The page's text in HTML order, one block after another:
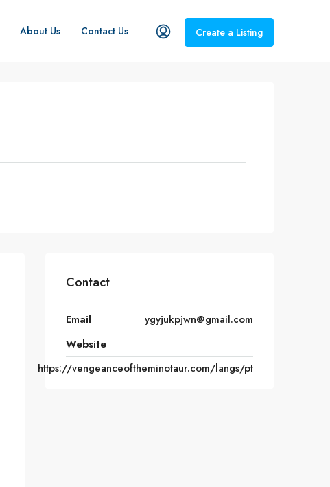
About Us Contact Us Create a Listing
Contact
Email
ygyjukpjwn@gmail.com
Website
https://vengeanceoftheminotaur.com/langs/pt